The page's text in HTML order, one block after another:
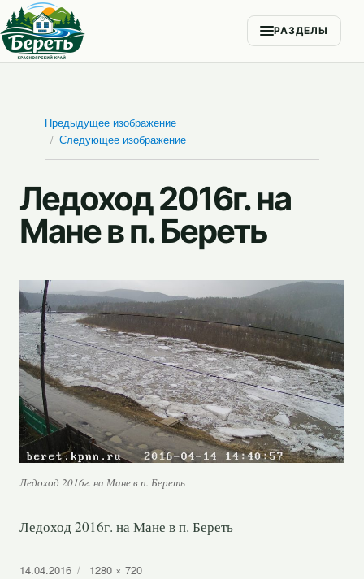
РАЗДЕЛЫ
Предыдущее изображение
Следующее изображение
Ледоход 2016г. на
Мане в п. Береть
Ледоход 2016г. на Мане в п. Береть
Ледоход 2016г. на Мане в п. Береть
Опубликовано
14.04.2016
Полный
1280 × 720